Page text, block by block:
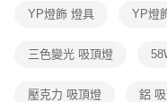
結帳頁面，進行簡訊認證並
ATM／網路銀行／等多元方
購買商品的店家。未經商家
YP燈飾 燈具 YP燈
三色變光 吸頂燈
壓克力 吸頂燈 鋁